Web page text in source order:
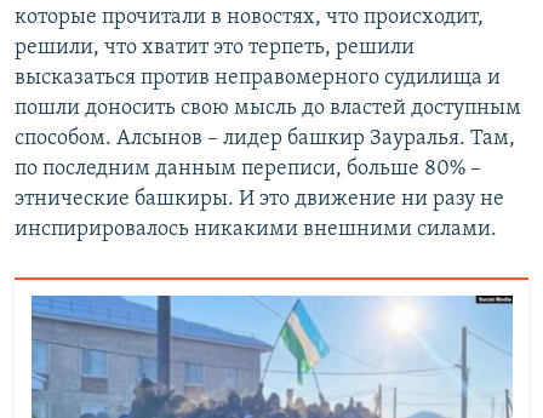
которые прочитали в новостях, что происходит,
решили, что хватит это терпеть, решили
высказаться против неправомерного судилища и
пошли доносить свою мысль до властей доступным
способом. Алсынов – лидер башкир Зауралья. Там,
по последним данным переписи, больше 80% –
этнические башкиры. И это движение ни разу не
инспирировалось никакими внешними силами.